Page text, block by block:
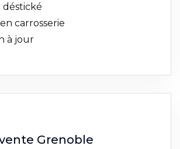
déstické
carrosserie
à jour
Grenoble